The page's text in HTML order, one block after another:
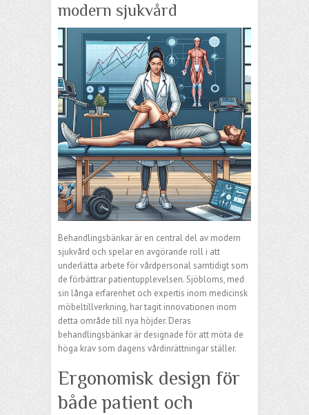
modern sjukvård
Behandlingsbänkar är en central del av modern
sjukvård och spelar en avgörande roll i att
underlätta arbete för vårdpersonal samtidigt som
de förbättrar patientupplevelsen. Sjöbloms, med
sin långa erfarenhet och expertis inom medicinsk
möbeltillverkning, har tagit innovationen inom
detta område till nya höjder. Deras
behandlingsbänkar är designade för att möta de
höga krav som dagens vårdinrättningar ställer.
Ergonomisk design för
både patient och